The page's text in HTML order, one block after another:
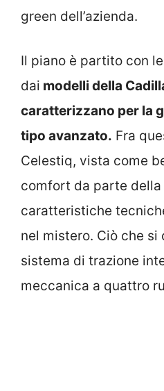
green dell’azienda.
Il piano è partito con
dai modelli della
caratterizzano per la
tipo avanzato. Fra
Celestiq, vista come
comfort da parte della
caratteristiche
nel mistero. Ciò che si
sistema di trazione
meccanica a quattro